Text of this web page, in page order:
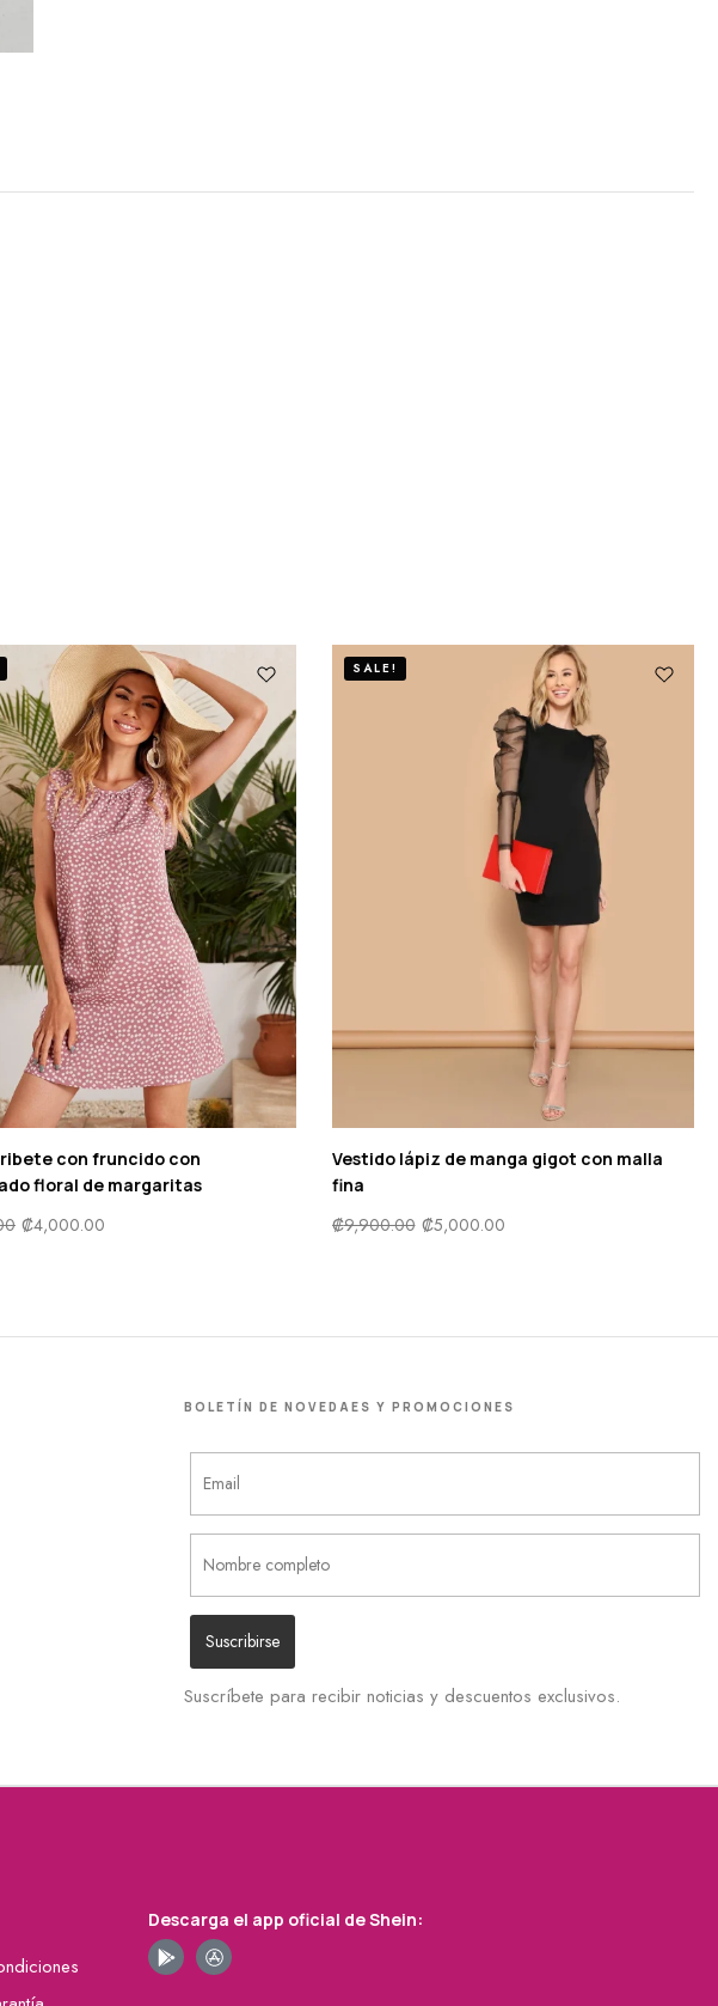
con fruncido con
floral de margaritas
₡4,000.00
SALE!
Vestido lápiz de manga gigot con malla
fina
₡9,900.00 ₡5,000.00
BOLETÍN DE NOVEDAES Y PROMOCIONES
Suscríbete para recibir noticias y descuentos exclusivos.
Descarga el app oficial de Shein: